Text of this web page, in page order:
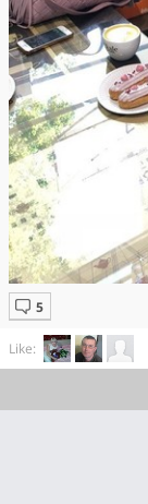
Like: